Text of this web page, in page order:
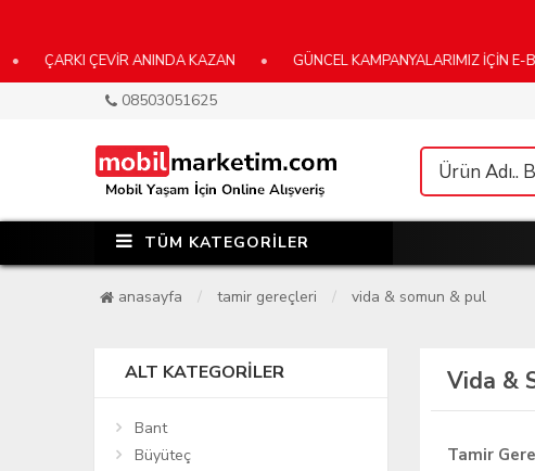
ÇEVİR ANINDA KAZAN • GÜNCEL KAMPANYALARIMIZ İÇİN E-
08503051625
TÜM KATEGORİLER
anasayfa tamir gereçleri vida & somun & pul
ALT KATEGORILER
Bant
Büyüteç
Vida &
Tamir